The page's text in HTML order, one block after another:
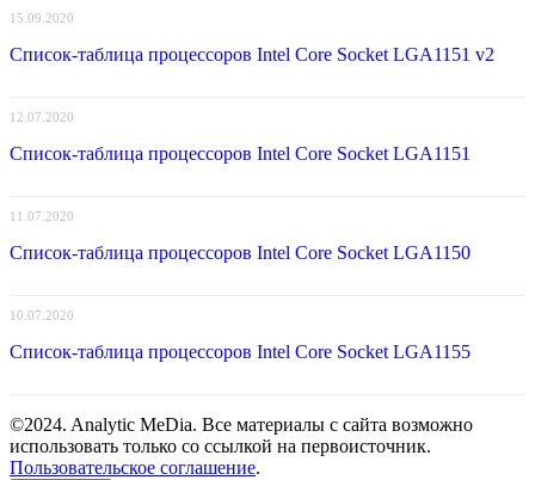
15.09.2020
Список-таблица процессоров Intel Core Socket LGA1151 v2
12.07.2020
Список-таблица процессоров Intel Core Socket LGA1151
11.07.2020
Список-таблица процессоров Intel Core Socket LGA1150
10.07.2020
Список-таблица процессоров Intel Core Socket LGA1155
©2024. Analytic MeDia. Все материалы с сайта возможно
использовать только со ссылкой на первоисточник.
Пользовательское соглашение.